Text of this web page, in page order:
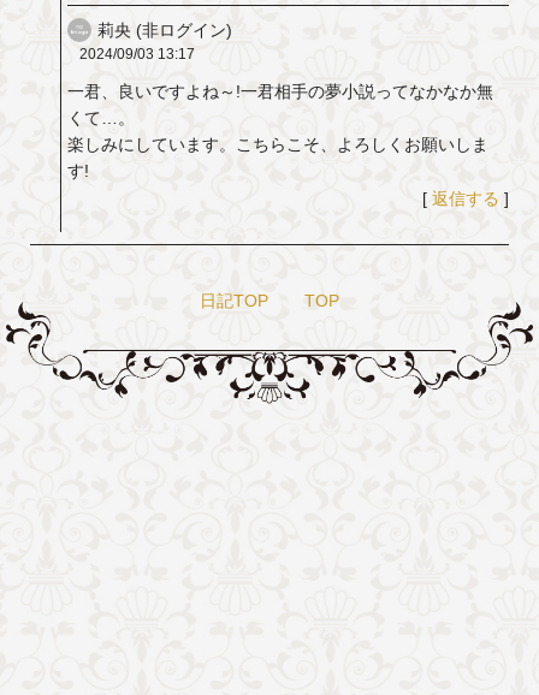
莉央 (非ログイン)
2024/09/03 13:17
一君、良いですよね～!一君相手の夢小説ってなかなか無
くて…。
楽しみにしています。こちらこそ、よろしくお願いしま
す!
[ 返信する ]
日記TOP TOP